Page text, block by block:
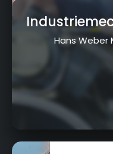
Hans Weber